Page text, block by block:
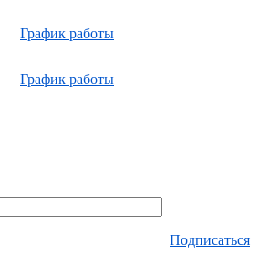
График работы
График работы
Подписаться